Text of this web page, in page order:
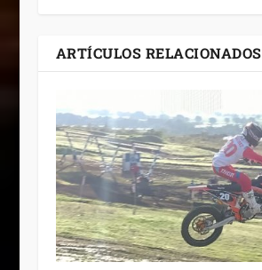
ARTÍCULOS RELACIONADOS